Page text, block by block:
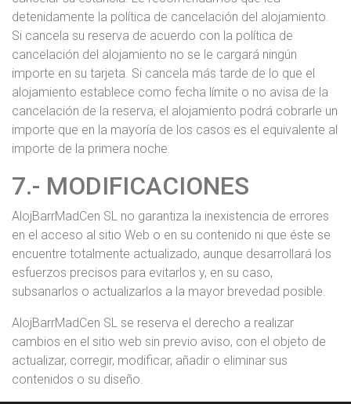
detenidamente la política de cancelación del alojamiento.
Si cancela su reserva de acuerdo con la política de
cancelación del alojamiento no se le cargará ningún
importe en su tarjeta. Si cancela más tarde de lo que el
alojamiento establece como fecha límite o no avisa de la
cancelación de la reserva, el alojamiento podrá cobrarle un
importe que en la mayoría de los casos es el equivalente al
importe de la primera noche.
7.- MODIFICACIONES
AlojBarrMadCen SL no garantiza la inexistencia de errores
en el acceso al sitio Web o en su contenido ni que éste se
encuentre totalmente actualizado, aunque desarrollará los
esfuerzos precisos para evitarlos y, en su caso,
subsanarlos o actualizarlos a la mayor brevedad posible.
AlojBarrMadCen SL se reserva el derecho a realizar
cambios en el sitio web sin previo aviso, con el objeto de
actualizar, corregir, modificar, añadir o eliminar sus
contenidos o su diseño.